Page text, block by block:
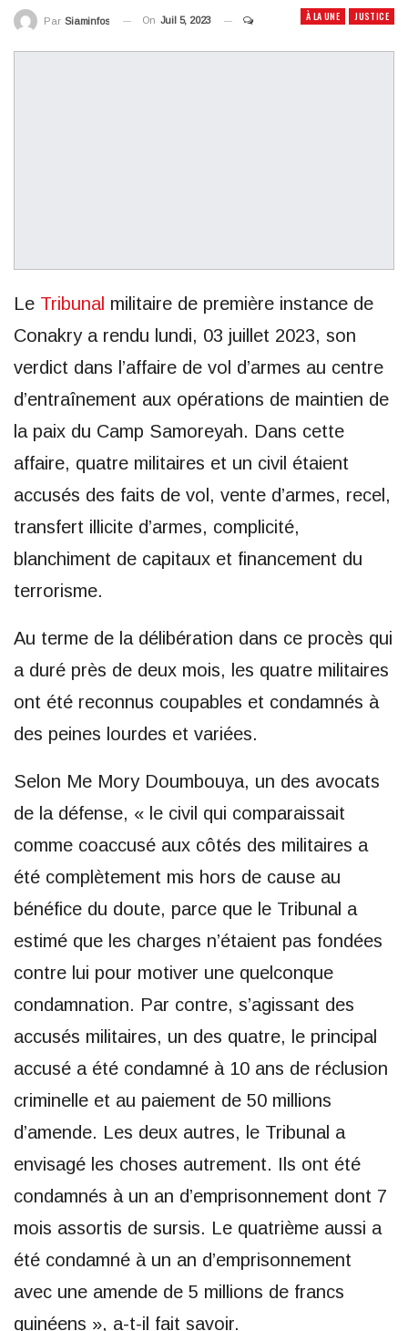
À LA UNE JUSTICE
Par Siaminfos On Juil 5, 2023
Le Tribunal militaire de première instance de
Conakry a rendu lundi, 03 juillet 2023, son
verdict dans l’affaire de vol d’armes au centre
d’entraînement aux opérations de maintien de
la paix du Camp Samoreyah. Dans cette
affaire, quatre militaires et un civil étaient
accusés des faits de vol, vente d’armes, recel,
transfert illicite d’armes, complicité,
blanchiment de capitaux et financement du
terrorisme.
Au terme de la délibération dans ce procès qui
a duré près de deux mois, les quatre militaires
ont été reconnus coupables et condamnés à
des peines lourdes et variées.
Selon Me Mory Doumbouya, un des avocats
de la défense, « le civil qui comparaissait
comme coaccusé aux côtés des militaires a
été complètement mis hors de cause au
bénéfice du doute, parce que le Tribunal a
estimé que les charges n’étaient pas fondées
contre lui pour motiver une quelconque
condamnation. Par contre, s’agissant des
accusés militaires, un des quatre, le principal
accusé a été condamné à 10 ans de réclusion
criminelle et au paiement de 50 millions
d’amende. Les deux autres, le Tribunal a
envisagé les choses autrement. Ils ont été
condamnés à un an d’emprisonnement dont 7
mois assortis de sursis. Le quatrième aussi a
été condamné à un an d’emprisonnement
avec une amende de 5 millions de francs
guinéens », a-t-il fait savoir.